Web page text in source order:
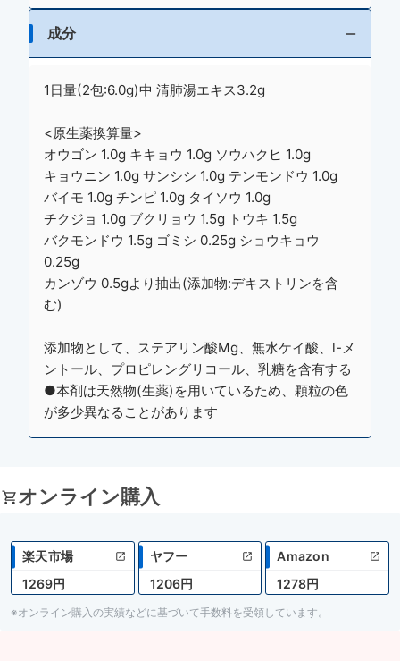
成分
1日量(2包:6.0g)中 清肺湯エキス3.2g
<原生薬換算量>
オウゴン 1.0g キキョウ 1.0g ソウハクヒ 1.0g
キョウニン 1.0g サンシシ 1.0g テンモンドウ 1.0g
バイモ 1.0g チンピ 1.0g タイソウ 1.0g
チクジョ 1.0g ブクリョウ 1.5g トウキ 1.5g
バクモンドウ 1.5g ゴミシ 0.25g ショウキョウ
0.25g
カンゾウ 0.5gより抽出(添加物:デキストリンを含
む)
添加物として、ステアリン酸Mg、無水ケイ酸、l-メ
ントール、プロピレングリコール、乳糖を含有する
●本剤は天然物(生薬)を用いているため、顆粒の色
が多少異なることがあります
オンライン購入
楽天市場
1269円
ヤフー
1206円
Amazon
1278円
※オンライン購入の実績などに基づいて手数料を受領しています。